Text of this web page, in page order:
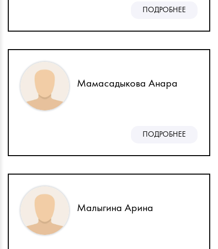
ПОДРОБНЕЕ
Мамасадыкова Анара
ПОДРОБНЕЕ
Малыгина Арина